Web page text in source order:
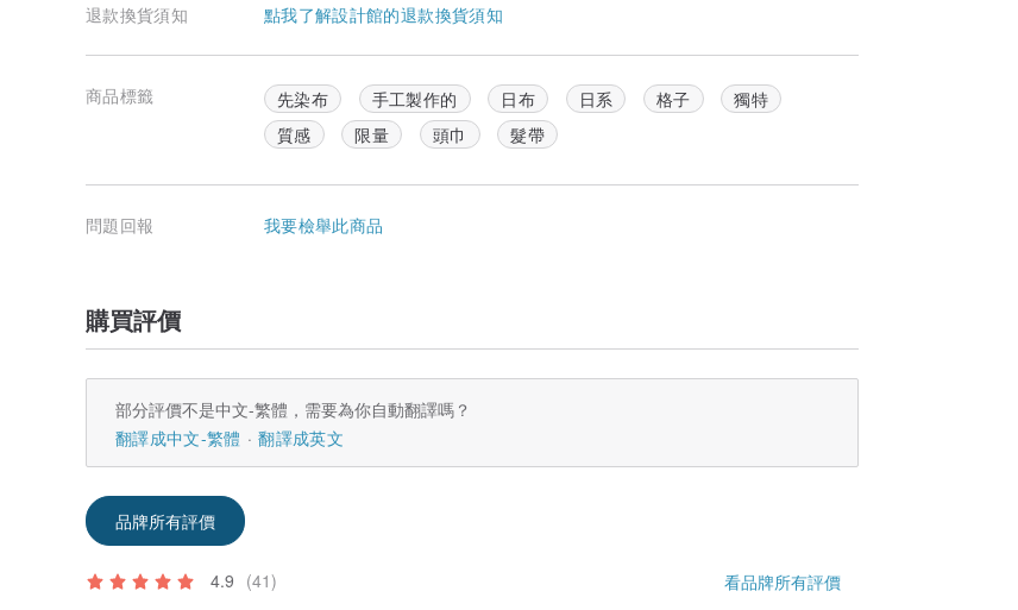
退款換貨須知 點我了解設計館的退款換貨須知
商品標籤 先染布 手工製作的 日布 日系 格子
獨特
質感
限量 頭巾 髮帶
問題回報 我要檢舉此商品
購買評價
部分評價不是中文-繁體，需要為你自動翻譯嗎？
翻譯成中文-繁體
翻譯成英文
品牌所有評價
4.9 (41) 看品牌所有評價